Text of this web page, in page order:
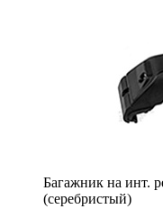
Багажник на инт.
(серебристый)